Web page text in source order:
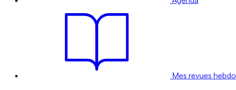
Mes revues hebdo